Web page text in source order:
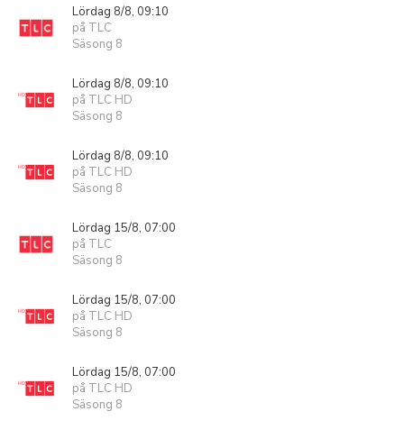
Lördag 8/8, 09:10
på TLC
Säsong 8
Lördag 8/8, 09:10
på TLC HD
Säsong 8
Lördag 8/8, 09:10
på TLC HD
Säsong 8
Lördag 15/8, 07:00
på TLC
Säsong 8
Lördag 15/8, 07:00
på TLC HD
Säsong 8
Lördag 15/8, 07:00
på TLC HD
Säsong 8